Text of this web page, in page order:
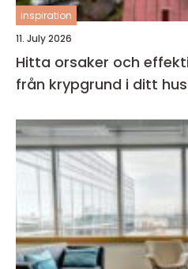
inspiration
11. July 2026
Hitta orsaker och
från krypgrund i ditt hus